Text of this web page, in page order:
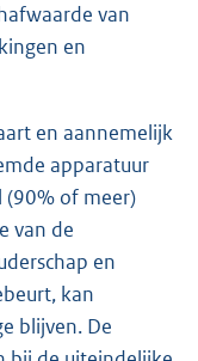
van
en
en aannemelijk
apparatuur
(90% of meer)
van de
en
kan
blijven. De